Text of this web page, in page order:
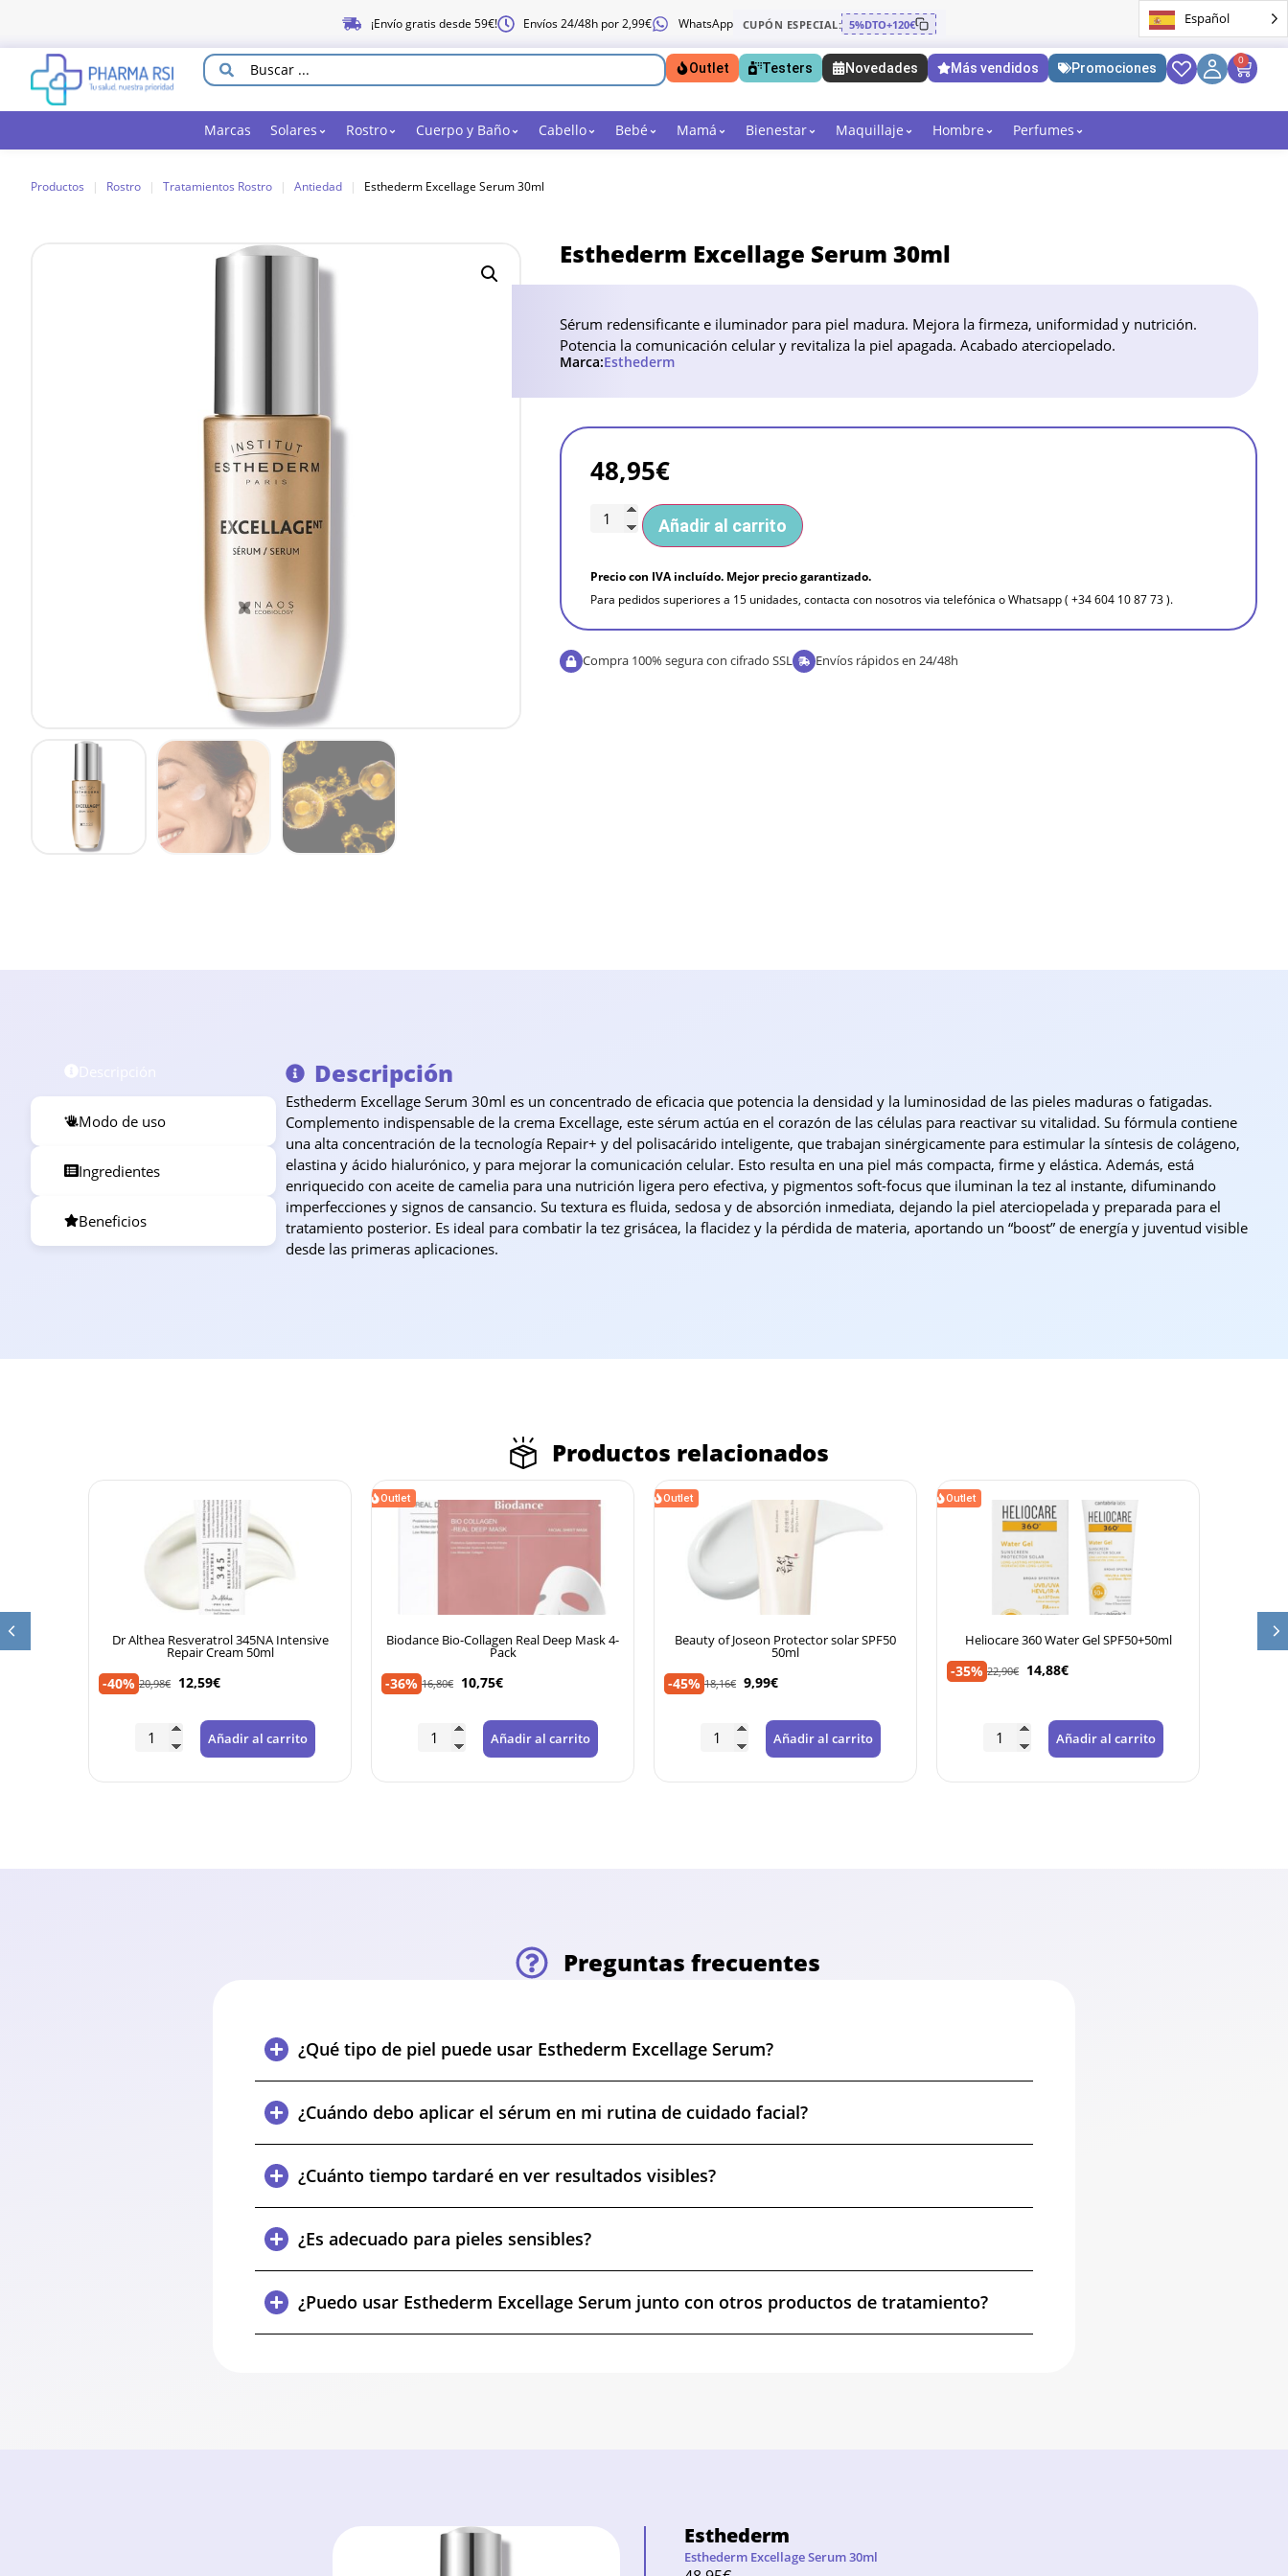
¡Envío gratis desde 59€! Envíos 24/48h por 2,99€ WhatsApp CUPÓN ESPECIAL: 5%DTO+120€ Español
Outlet Testers Novedades Más vendidos Promociones
0
Marcas Solares Rostro Cuerpo y Baño Cabello Bebé Mamá Bienestar Maquillaje Hombre Perfumes
Productos | Rostro | Tratamientos Rostro | Antiedad | Esthederm Excellage Serum 30ml
Esthederm Excellage Serum 30ml
Sérum redensificante e iluminador para piel madura. Mejora la firmeza, uniformidad y nutrición.
Potencia la comunicación celular y revitaliza la piel apagada. Acabado aterciopelado.
Marca:Esthederm
48,95€
Añadir al carrito
Precio con IVA incluído. Mejor precio garantizado.
Para pedidos superiores a 15 unidades, contacta con nosotros via telefónica o Whatsapp ( +34 604 10 87 73 ).
Compra 100% segura con cifrado SSL Envíos rápidos en 24/48h
Modo de uso
Ingredientes
Beneficios
Descripción
Esthederm Excellage Serum 30ml es un concentrado de eficacia que potencia la densidad y la luminosidad de las pieles maduras o fatigadas.
Complemento indispensable de la crema Excellage, este sérum actúa en el corazón de las células para reactivar su vitalidad. Su fórmula contiene
una alta concentración de la tecnología Repair+ y del polisacárido inteligente, que trabajan sinérgicamente para estimular la síntesis de colágeno,
elastina y ácido hialurónico, y para mejorar la comunicación celular. Esto resulta en una piel más compacta, firme y elástica. Además, está
enriquecido con aceite de camelia para una nutrición ligera pero efectiva, y pigmentos soft-focus que iluminan la tez al instante, difuminando
imperfecciones y signos de cansancio. Su textura es fluida, sedosa y de absorción inmediata, dejando la piel aterciopelada y preparada para el
tratamiento posterior. Es ideal para combatir la tez grisácea, la flacidez y la pérdida de materia, aportando un “boost” de energía y juventud visible
desde las primeras aplicaciones.
Productos relacionados
MAGIC Dr Althea Resveratrol 345NA Intensive
Repair Cream 50ml
-40% 20,98€ 12,59€
Añadir al carrito
Outlet
Biodance Bio-Collagen Real Deep Mask 4-
Pack
-36% 16,80€ 10,75€
Añadir al carrito
Outlet
Beauty of Joseon Protector solar SPF50
50ml
-45% 18,16€ 9,99€
Añadir al carrito
Outlet
Heliocare 360 Water Gel SPF50+50ml
-35% 22,90€ 14,88€
Añadir al carrito
Preguntas frecuentes
¿Qué tipo de piel puede usar Esthederm Excellage Serum?
¿Cuándo debo aplicar el sérum en mi rutina de cuidado facial?
¿Cuánto tiempo tardaré en ver resultados visibles?
¿Es adecuado para pieles sensibles?
¿Puedo usar Esthederm Excellage Serum junto con otros productos de tratamiento?
Esthederm
Esthederm Excellage Serum 30ml
5% DTO PARA PEDIDOS
SUPERIORES A 120€